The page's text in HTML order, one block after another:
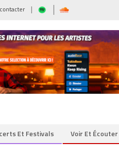
Et Festivals Voir Et Écouter